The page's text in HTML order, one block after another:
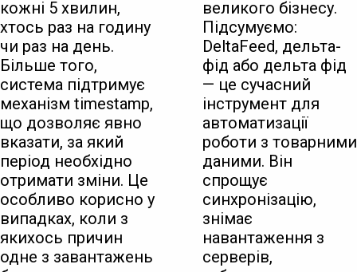
кожні 5 хвилин,
хтось раз на годину
чи раз на день.
Більше того,
система підтримує
механізм timestamp,
що дозволяє явно
вказати, за який
період необхідно
отримати зміни. Це
особливо корисно у
випадках, коли з
якихось причин
одне з завантажень
великого бізнесу.
Підсумуємо:
DeltaFeed, дельта-
фід або дельта фід
— це сучасний
інструмент для
автоматизації
роботи з товарними
даними. Він
спрощує
синхронізацію,
знімає
навантаження з
серверів,